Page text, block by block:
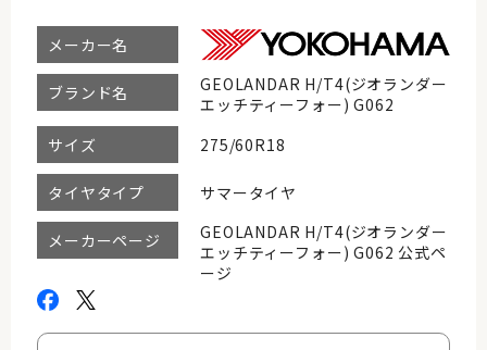
メーカー名
ブランド名
GEOLANDAR H/T4(ジオランダー
エッチティーフォー) G062
サイズ
275/60R18
タイヤタイプ サマータイヤ
メーカーページ
GEOLANDAR H/T4(ジオランダー
エッチティーフォー) G062 公式ペ
ージ